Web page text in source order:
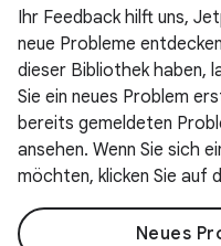
Ihr Feedback hilft uns,
neue Probleme
dieser Bibliothek haben,
Sie ein neues Problem
bereits gemeldeten
ansehen. Wenn Sie sich
möchten, klicken Sie auf
Neues